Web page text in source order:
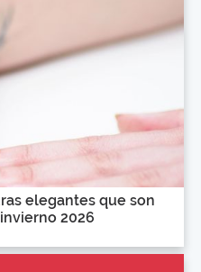
elegantes que son
2026